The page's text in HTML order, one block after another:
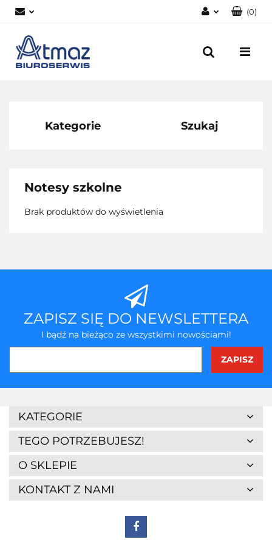
Zarejestruj się
(0)
Kategorie Szukaj
Notesy szkolne
Brak produktów do wyświetlenia
ZAPISZ SIĘ DO NEWSLETTERA
I bądź na bieżąco ze wszystkimi nowościami!
KATEGORIE
TEGO POTRZEBUJESZ!
O SKLEPIE
KONTAKT Z NAMI